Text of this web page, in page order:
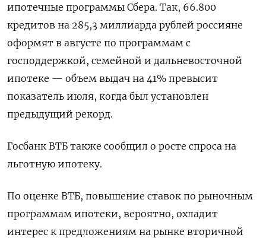
ипотечные программы Сбера. Так, 66.800
кредитов на 285,3 миллиарда рублей россияне
оформят в августе по программам с
господдержкой, семейной и дальневосточной
ипотеке — объем выдач на 41% превысит
показатель июля, когда был установлен
предыдущий рекорд.
Госбанк ВТБ также сообщил о росте спроса на
льготную ипотеку.
По оценке ВТБ, повышение ставок по рыночным
программам ипотеки, вероятно, охладит
интерес к предложениям на рынке вторичной